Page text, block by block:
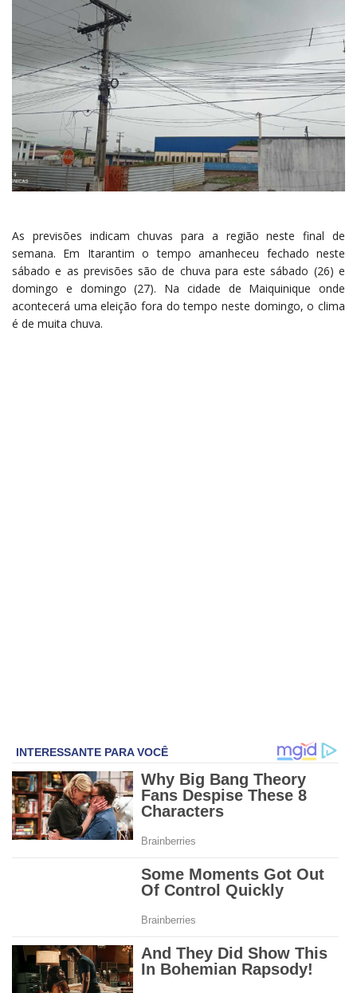
As previsões indicam chuvas para a região neste final de
semana. Em Itarantim o tempo amanheceu fechado neste
sábado e as previsões são de chuva para este sábado (26) e
domingo e domingo (27). Na cidade de Maiquinique onde
acontecerá uma eleição fora do tempo neste domingo, o clima
é de muita chuva.